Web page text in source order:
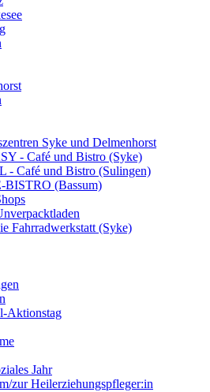
Syke und Delmenhorst
- Café und Bistro (Syke)
- Café und Bistro (Sulingen)
(Bassum)
Fahrradwerkstatt (Syke)
Aktionstag
Jahr
zur Heilerziehungspfleger:in